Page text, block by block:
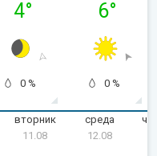
4°
0 %
6°
0 %
вторник
11.08
среда
12.08